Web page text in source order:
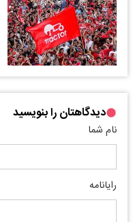
دیدگاهتان را بنویسید
نام شما
رایانامه